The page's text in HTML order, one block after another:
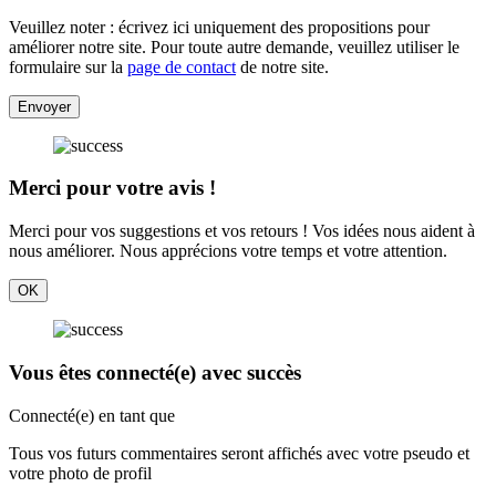
Veuillez noter : écrivez ici uniquement des propositions pour
améliorer notre site. Pour toute autre demande, veuillez utiliser le
formulaire sur la page de contact de notre site.
Envoyer
Merci pour votre avis !
Merci pour vos suggestions et vos retours ! Vos idées nous aident à
nous améliorer. Nous apprécions votre temps et votre attention.
OK
Vous êtes connecté(e) avec succès
Connecté(e) en tant que
Tous vos futurs commentaires seront affichés avec votre pseudo et
votre photo de profil